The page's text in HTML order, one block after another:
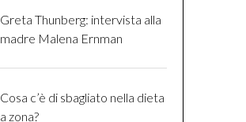
Greta Thunberg: intervista alla
madre Malena Ernman
Cosa c’è di sbagliato nella dieta
a zona?